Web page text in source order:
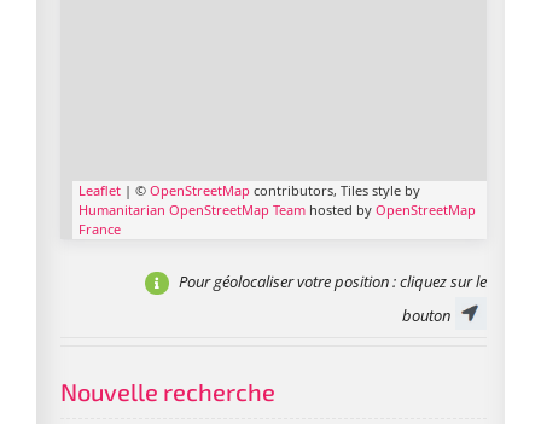
Leaflet | © OpenStreetMap contributors, Tiles style by
Humanitarian OpenStreetMap Team hosted by OpenStreetMap
France
Pour géolocaliser votre position: cliquez sur le
bouton
Nouvelle recherche